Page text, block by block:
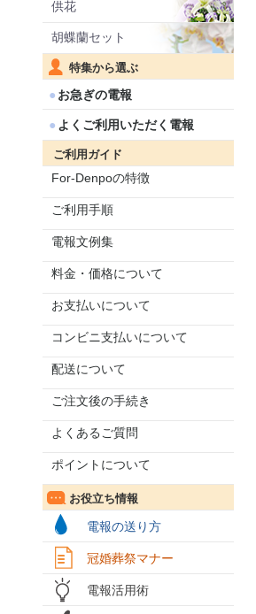
供花
胡蝶蘭セット
特集から選ぶ
お急ぎの電報
よくご利用いただく電報
ご利用ガイド
For-Denpoの特徴
ご利用手順
電報文例集
料金・価格について
お支払いについて
コンビニ支払いについて
配送について
ご注文後の手続き
よくあるご質問
ポイントについて
お役立ち情報
電報の送り方
冠婚葬祭マナー
電報活用術